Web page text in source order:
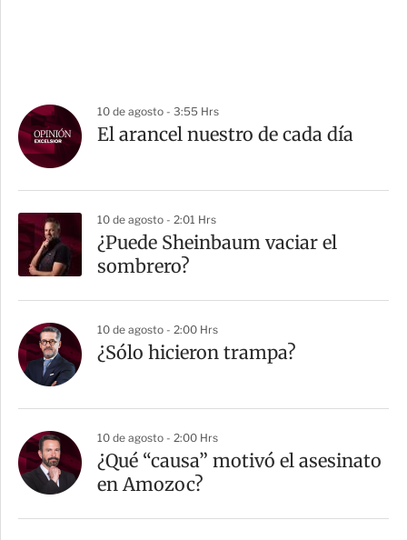
10 de agosto - 3:55 Hrs
El arancel nuestro de cada día
10 de agosto - 2:01 Hrs
¿Puede Sheinbaum vaciar el
sombrero?
10 de agosto - 2:00 Hrs
¿Sólo hicieron trampa?
10 de agosto - 2:00 Hrs
¿Qué “causa” motivó el asesinato
en Amozoc?